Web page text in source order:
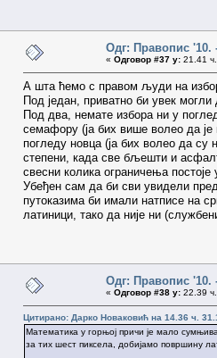
Одг: Правопис
« Одговор #37 у: 21.41
А шта ћемо с правом људи на
Под један, приватно би увек
Под два, немате избора ни у
семафору (ја бих више волео да
погледу новца (ја бих волео да
степени, када све бљешти и
свесни колика ограничења
Убеђен сам да би сви увидели
путоказима би имали натписе на
латиници, тако да није ни
Одг: Правопис
« Одговор #38 у: 22.39
Цитирано: Дарко Новаковић на 14.36 ч.
Математика у горњој причи је мало
за тих шест пиксела, добијамо површину